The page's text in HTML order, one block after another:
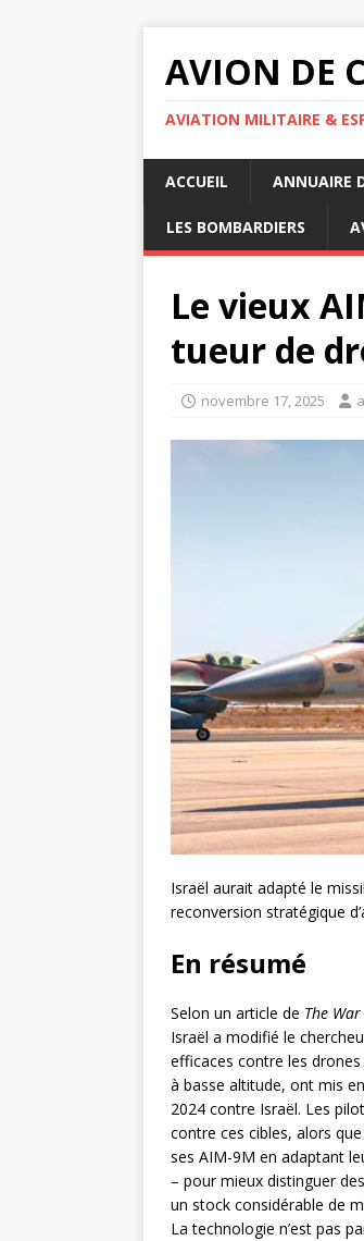
AVION DE
AVIATION MILITAIRE &
ACCUEIL ANNUAIRE
LES BOMBARDIERS
Le vieux
tueur de
novembre 17, 2025
Israël aurait adapté le
reconversion stratégique
En résumé
Selon un article de The
Israël a modifié le
efficaces contre les
à basse altitude, ont mis
2024 contre Israël. Les
contre ces cibles, alors
ses AIM-9M en adaptant
– pour mieux distinguer
un stock considérable de
La technologie n’est pas